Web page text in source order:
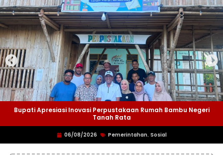
Bupati Apresiasi Inovasi Perpustakaan Rumah Bambu Negeri
Tanah Rata
06/08/2026 Pemerintahan, Sosial